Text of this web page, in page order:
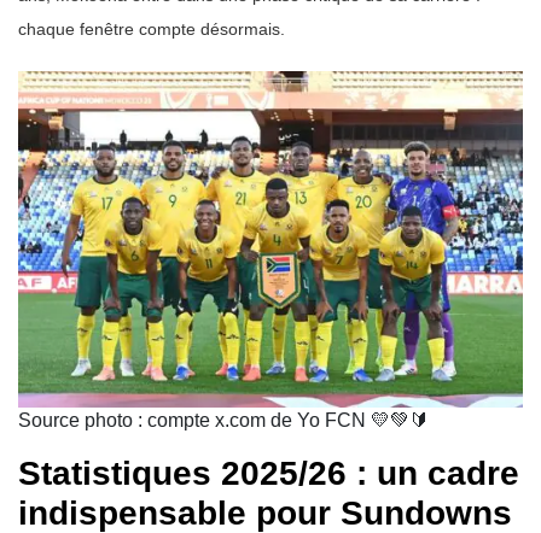
chaque fenêtre compte désormais.
Source photo : compte x.com de Yo FCN 💛💚🔰
Statistiques 2025/26 : un cadre
indispensable pour Sundowns